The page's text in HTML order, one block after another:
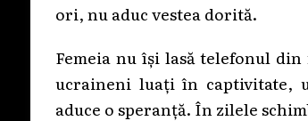
ori, nu aduc vestea dorită.
Femeia nu își lasă telefonul
ucraineni luați în captivitate,
aduce o speranță. În zilele